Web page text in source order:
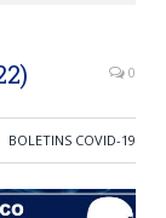
0
BOLETINS COVID-19